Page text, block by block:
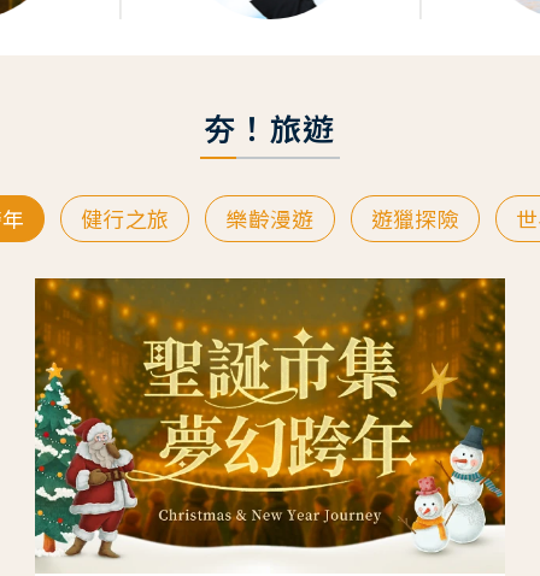
夯！旅遊
健行之旅 樂齡漫遊 遊獵探險